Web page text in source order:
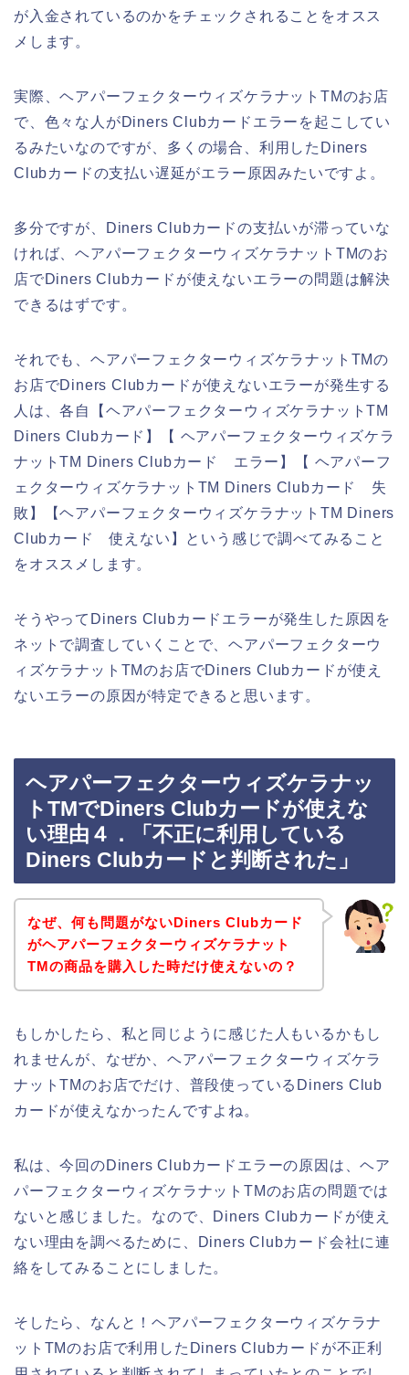
が入金されているのかをチェックされることをオスス
メします。
実際、ヘアパーフェクターウィズケラナットTMのお店
で、色々な人がDiners Clubカードエラーを起こしてい
るみたいなのですが、多くの場合、利用したDiners
Clubカードの支払い遅延がエラー原因みたいですよ。
多分ですが、Diners Clubカードの支払いが滞っていな
ければ、ヘアパーフェクターウィズケラナットTMのお
店でDiners Clubカードが使えないエラーの問題は解決
できるはずです。
それでも、ヘアパーフェクターウィズケラナットTMの
お店でDiners Clubカードが使えないエラーが発生する
人は、各自【ヘアパーフェクターウィズケラナットTM
Diners Clubカード】【 ヘアパーフェクターウィズケラ
ナットTM Diners Clubカード エラー】【 ヘアパーフ
ェクターウィズケラナットTM Diners Clubカード 失
敗】【ヘアパーフェクターウィズケラナットTM Diners
Clubカード 使えない】という感じで調べてみること
をオススメします。
そうやってDiners Clubカードエラーが発生した原因を
ネットで調査していくことで、ヘアパーフェクターウ
ィズケラナットTMのお店でDiners Clubカードが使え
ないエラーの原因が特定できると思います。
ヘアパーフェクターウィズケラナッ
トTMでDiners Clubカードが使えな
い理由４．「不正に利用している
Diners Clubカードと判断された」
なぜ、何も問題がないDiners Clubカード
がヘアパーフェクターウィズケラナット
TMの商品を購入した時だけ使えないの？
もしかしたら、私と同じように感じた人もいるかもし
れませんが、なぜか、ヘアパーフェクターウィズケラ
ナットTMのお店でだけ、普段使っているDiners Club
カードが使えなかったんですよね。
私は、今回のDiners Clubカードエラーの原因は、ヘア
パーフェクターウィズケラナットTMのお店の問題では
ないと感じました。なので、Diners Clubカードが使え
ない理由を調べるために、Diners Clubカード会社に連
絡をしてみることにしました。
そしたら、なんと！ヘアパーフェクターウィズケラナ
ットTMのお店で利用したDiners Clubカードが不正利